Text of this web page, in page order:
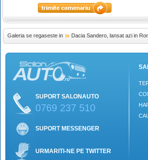
Galeria se regaseste in Dacia Sandero, lansat azi in
SUPORT SALONAUTO
0769 237 510
SUPORT MESSENGER
URMARITI-NE PE TWITTER